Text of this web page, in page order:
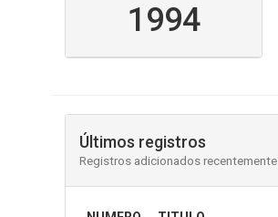
1994
Últimos registros
Registros adicionados recentemente.